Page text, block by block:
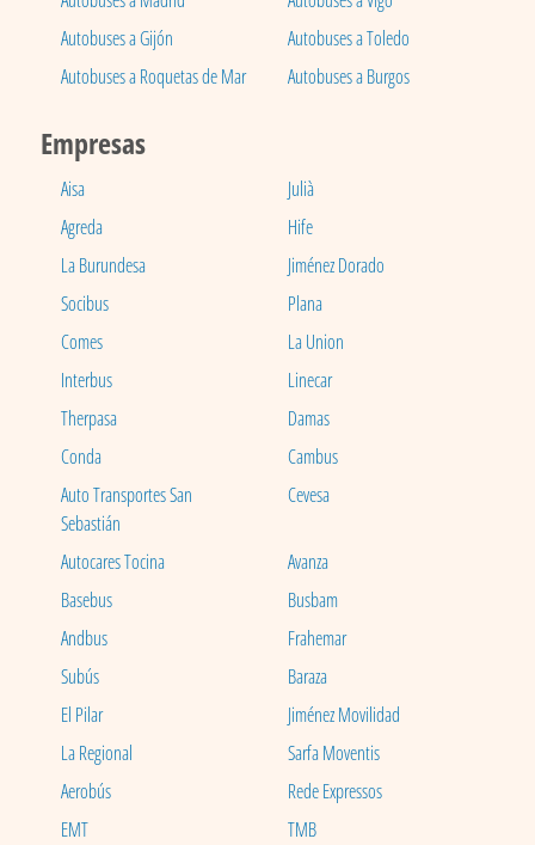
Autobuses a Gijón
Autobuses a Toledo
Autobuses a Roquetas de Mar
Autobuses a Burgos
Empresas
Aisa
Julià
Agreda
Hife
La Burundesa
Jiménez Dorado
Socibus
Plana
Comes
La Union
Interbus
Linecar
Therpasa
Damas
Conda
Cambus
Auto Transportes San
Sebastián
Cevesa
Autocares Tocina
Avanza
Basebus
Busbam
Andbus
Frahemar
Subús
Baraza
El Pilar
Jiménez Movilidad
La Regional
Sarfa Moventis
Aerobús
Rede Expressos
EMT
TMB